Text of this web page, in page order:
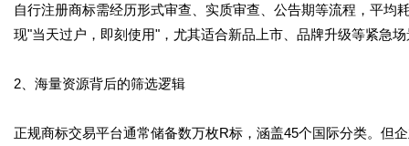
自行注册商标需经历形式审查、实质审查、公告期等流程，平均
现"当天过户，即刻使用"，尤其适合新品上市、品牌升级等紧急
2、海量资源背后的筛选逻辑
正规商标交易平台通常储备数万枚R标，涵盖45个国际分类。但